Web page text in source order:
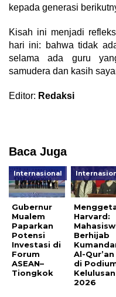
kepada generasi
​Kisah ini menjadi
hari ini: bahwa tidak
selama ada guru
samudera dan kasih
Editor: Redaksi
Baca Juga
Internasional
Gubernur
Mualem
Paparkan
Potensi
Investasi di
Forum
ASEAN–
Tiongkok
Harvard:
Berhijab
Al-Qur’an
di
Kelulusan
2026